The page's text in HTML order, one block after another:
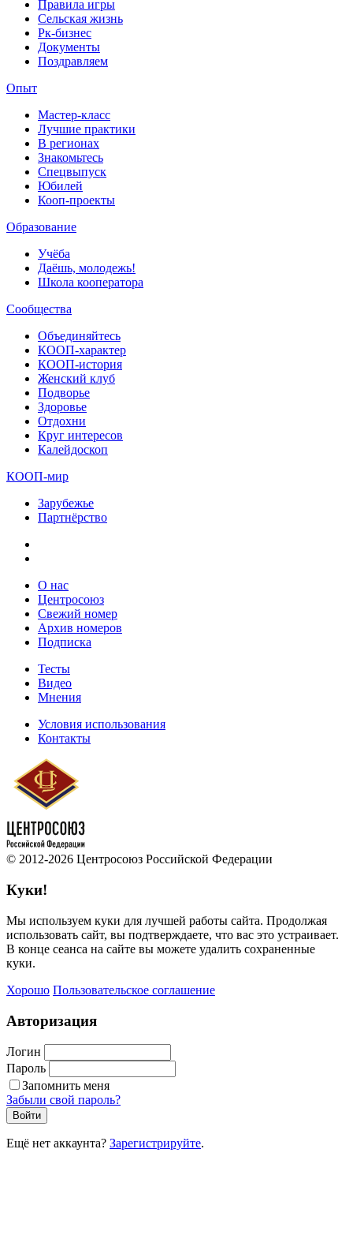
Правила игры
Сельская жизнь
Рк-бизнес
Документы
Поздравляем
Опыт
Мастер-класс
Лучшие практики
В регионах
Знакомьтесь
Спецвыпуск
Юбилей
Кооп-проекты
Образование
Учёба
Даёшь, молодежь!
Школа кооператора
Сообщества
Объединяйтесь
КООП-характер
КООП-история
Женский клуб
Подворье
Здоровье
Отдохни
Круг интересов
Калейдоскоп
КООП-мир
Зарубежье
Партнёрство
О нас
Центросоюз
Свежий номер
Архив номеров
Подписка
Тесты
Видео
Мнения
Условия использования
Контакты
© 2012-2026 Центросоюз Российской Федерации
Куки!
Мы используем куки для лучшей работы сайта. Продолжая
использовать сайт, вы подтверждаете, что вас это устраивает.
В конце сеанса на сайте вы можете удалить сохраненные
куки.
Хорошо Пользовательское соглашение
Авторизация
Логин
Пароль
Запомнить меня
Забыли свой пароль?
Войти
Ещё нет аккаунта? Зарегистрируйте.